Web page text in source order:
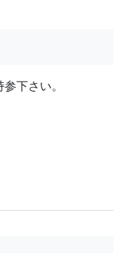
下さい。